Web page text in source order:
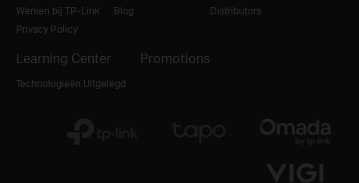
Werken bij TP-Link
Privacy Policy
Blog
Distributors
Learning Center
Technologieën Uitgelegd
Promotions